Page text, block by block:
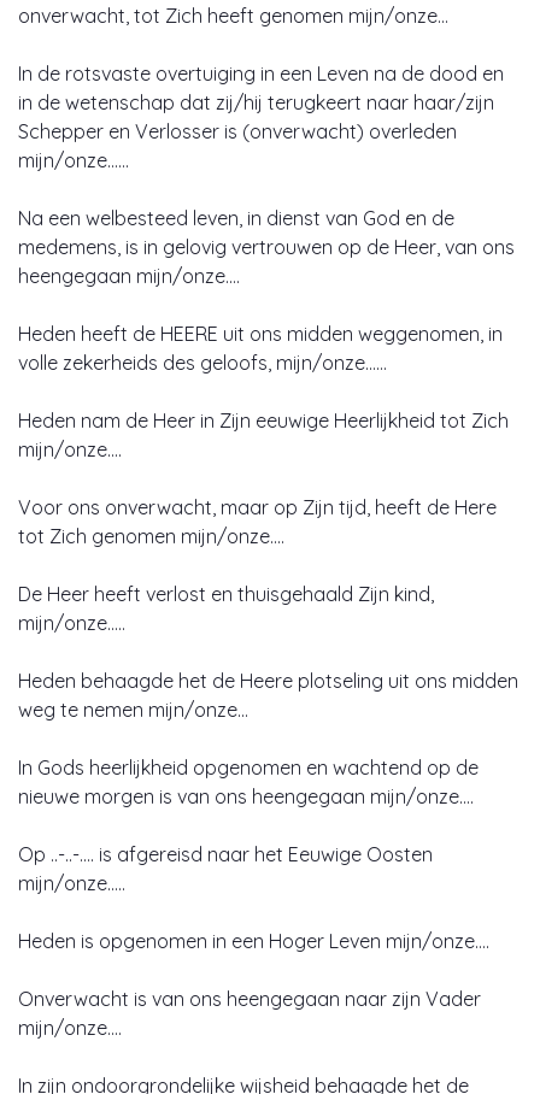
onverwacht, tot Zich heeft genomen mijn/onze…
In de rotsvaste overtuiging in een Leven na de dood en
in de wetenschap dat zij/hij terugkeert naar haar/zijn
Schepper en Verlosser is (onverwacht) overleden
mijn/onze……
Na een welbesteed leven, in dienst van God en de
medemens, is in gelovig vertrouwen op de Heer, van ons
heengegaan mijn/onze….
Heden heeft de HEERE uit ons midden weggenomen, in
volle zekerheids des geloofs, mijn/onze……
Heden nam de Heer in Zijn eeuwige Heerlijkheid tot Zich
mijn/onze….
Voor ons onverwacht, maar op Zijn tijd, heeft de Here
tot Zich genomen mijn/onze….
De Heer heeft verlost en thuisgehaald Zijn kind,
mijn/onze…..
Heden behaagde het de Heere plotseling uit ons midden
weg te nemen mijn/onze…
In Gods heerlijkheid opgenomen en wachtend op de
nieuwe morgen is van ons heengegaan mijn/onze….
Op ..-..-…. is afgereisd naar het Eeuwige Oosten
mijn/onze…..
Heden is opgenomen in een Hoger Leven mijn/onze….
Onverwacht is van ons heengegaan naar zijn Vader
mijn/onze….
In zijn ondoorgrondelijke wijsheid behaagde het de